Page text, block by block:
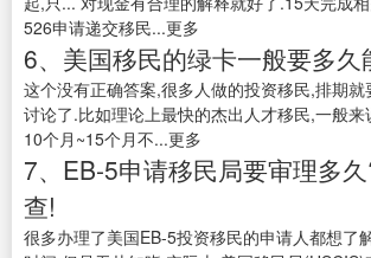
526申请递交移民...更多
6、美国移民的绿卡一般要多久
这个没有正确答案,很多人做的投资移民,排期
讨论了.比如理论上最快的杰出人才移民,一般
10个月~15个月不...更多
7、EB-5申请移民局要审理多
查!
很多办理了美国EB-5投资移民的申请人都想了